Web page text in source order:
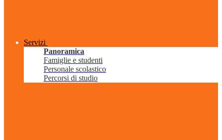
Servizi
Panoramica
Famiglie e studenti
Personale scolastico
Percorsi di studio